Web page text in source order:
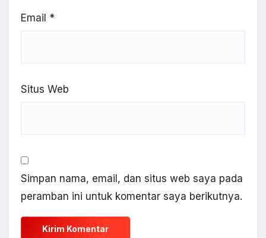
Email *
Situs Web
Simpan nama, email, dan situs web saya pada
peramban ini untuk komentar saya berikutnya.